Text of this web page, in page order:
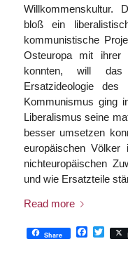
Willkommenskultur.
bloß ein
kommunistische
Osteuropa mit ihrer
konnten, will
Ersatzideologie des
Kommunismus ging
Liberalismus seine
besser umsetzen
europäischen Völker
nichteuropäischen
und wie Ersatzteile
Read more
Share